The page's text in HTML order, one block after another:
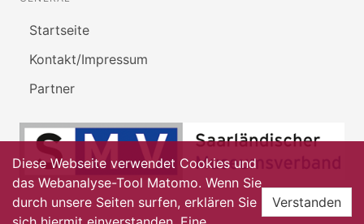
Startseite
Kontakt/Impressum
Partner
Diese Webseite verwendet Cookies und
das Webanalyse-Tool Matomo. Wenn Sie
durch unsere Seiten surfen, erklären Sie
Verstanden